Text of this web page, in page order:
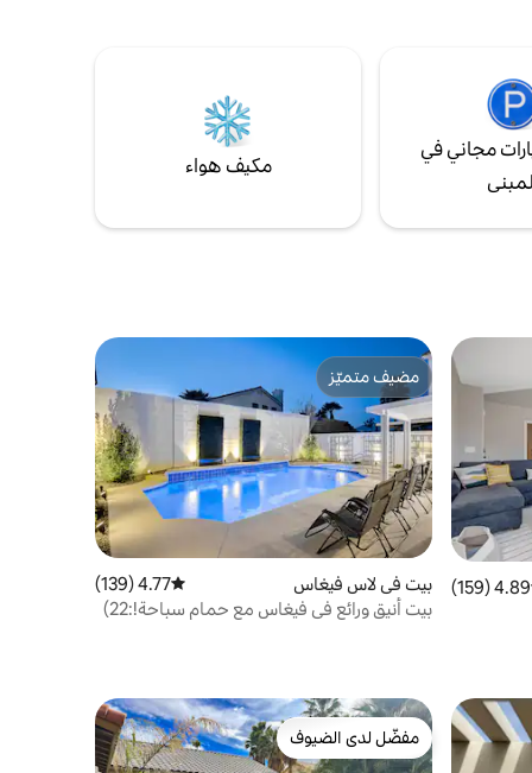
قصيرة
لديهم إقامات وتقييمات سابقة فقط.
مجاني في
مكيف هواء
4.89 من 5، 159 مراجعات4.89 (159)
مضيف متميّز
مضيف متميّز
بيت في لاس فيغاس متوسط التقييم 4.77 من 5، 139 مراجعات
4.77 (139)
بيت أنيق ورائع في فيغاس مع حمام سباحة!:22)
مفضّل لدى الضيوف
مفضّل لدى الضيوف